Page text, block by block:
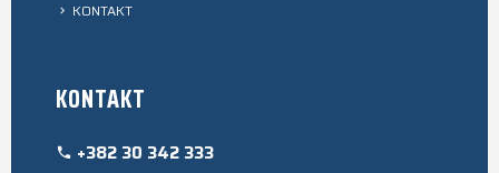
KONTAKT
KONTAKT
+382 30 342 333